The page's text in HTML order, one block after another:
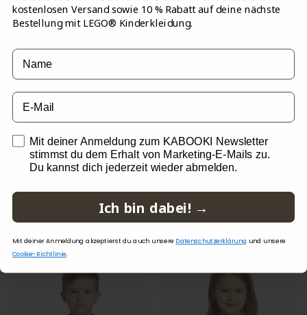
Verstärkung an Knie und Sitzfläche.
3M Reflektor-Emblem.
YKK Hauptreißverschluss.
Verstellbarer und elastischer Bund.
Kinnschutz.
Daumenloch nur in Größe 98-140.
Zipper-Puller nur in Größe 98-140.
DEKORATION
Nicht bleichen oder Waschmittel mit optischer
Bleiche verwenden.
Schnelle Lieferung innerhalb von 2-3 Werktagen
POPULAR PRODUCTS IN THERMOKOMBIS
kostenlosen Versand sowie 10 % Rabatt auf deine nächste
Bestellung mit LEGO® Kinderkleidung.
Name
email
opt inMit deiner Anmeldung zum KABOOKI Newsletter
stimmst du dem Erhalt von Marketing-E-Mails zu.
Du kannst dich jederzeit wieder abmelden.
Ich bin dabei! →
Mit deiner Anmeldung akzeptierst du auch unsere Datenschutzerklärung und unsere
Cookie-Richtlinie.